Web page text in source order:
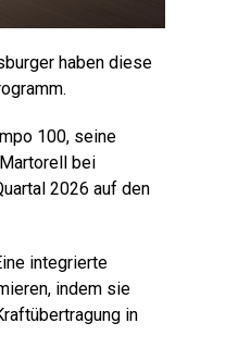
haben diese
100, seine
bei
2026 auf den
integrierte
indem sie
in